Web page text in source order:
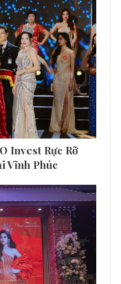
Invest Rực Rỡ
Vĩnh Phúc